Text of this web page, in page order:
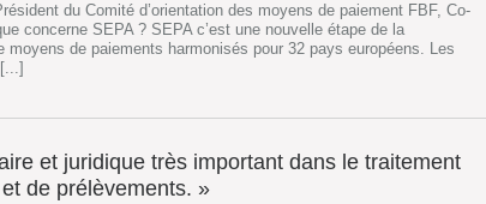
du Comité d’orientation des moyens de paiement FBF, Co-
concerne SEPA ? SEPA c’est une nouvelle étape de la
de paiements harmonisés pour 32 pays européens. Les
et juridique très important dans le traitement
de prélèvements. »